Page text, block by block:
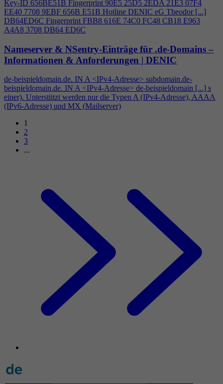
Key-ID 656BE51B Fingerprint 90E5 25D5 2EDA 21E3 07F4
EE40 7708 9EBF 656B E51B Hotline DENIC eG Theodor [...]
DB64ED6C Fingerprint FBB8 616E 74C0 FC48 CB18 E963
A4A8 3708 DB64 ED6C
Nameserver & NSentry-Einträge für .de-Domains –
Informationen & Anforderungen | DENIC
de-beispieldomain.de. IN A <IPv4-Adresse> subdomain.de-
beispieldomain.de. IN A <IPv4-Adresse> de-beispieldomain [...] s
einer). Unterstützt werden nur die Typen A (IPv4-Adresse), AAAA
(IPv6-Adresse) und MX (Mailserver)
1
2
3
...